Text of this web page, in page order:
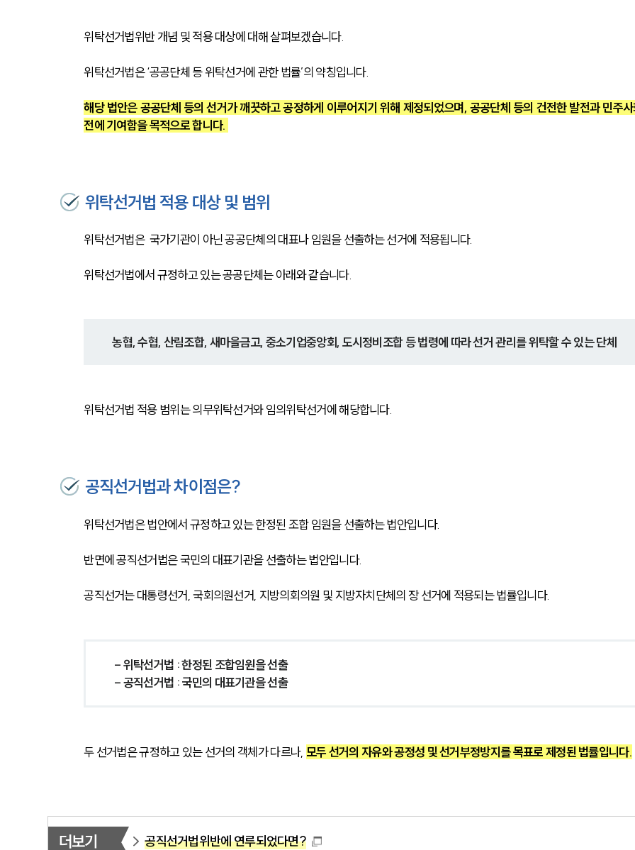
위탁선거법위반 개념 및 적용 대상에 대해 살펴보겠습니다.
위탁선거법은 ‘공공단체 등 위탁선거에 관한 법률’의 약칭입니다.
해당 법안은 공공단체 등의 선거가 깨끗하고 공정하게 이루어지기 위해 제정되었으며, 공공단체 등의 건전한 발전과 민주
전에 기여함을 목적으로 합니다.
위탁선거법 적용 대상 및 범위
위탁선거법은  국가기관이 아닌 공공단체의 대표나 임원을 선출하는 선거에 적용됩니다.
위탁선거법에서 규정하고 있는 공공단체는 아래와 같습니다.
농협, 수협, 산림조합, 새마을금고, 중소기업중앙회, 도시정비조합 등 법령에 따라 선거 관리를 위탁할 수 있는 단체
위탁선거법 적용 범위는 의무위탁선거와 임의위탁선거에 해당합니다.
공직선거법과 차이점은?
위탁선거법은 법안에서 규정하고 있는 한정된 조합 임원을 선출하는 법안입니다.
반면에 공직선거법은 국민의 대표기관을 선출하는 법안입니다.
공직선거는 대통령선거, 국회의원선거, 지방의회의원 및 지방자치단체의 장 선거에 적용되는 법률입니다.
- 위탁선거법 : 한정된 조합임원을 선출
- 공직선거법 : 국민의 대표기관을 선출
두 선거법은 규정하고 있는 선거의 객체가 다르나, 모두 선거의 자유와 공정성 및 선거부정방지를 목표로 제정된 법률입니다.
더보기 공직선거법위반에 연루되었다면?